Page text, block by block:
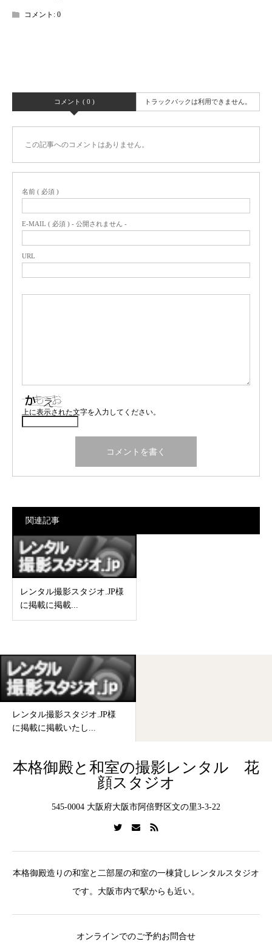
コメント: 0
コメント ( 0 ) トラックバックは利用できません。
この記事へのコメントはありません。
名前 ( 必須 )
E-MAIL ( 必須 ) - 公開されません -
URL
上に表示された文字を入力してください。
関連記事
レンタル撮影スタジオ.JP様
に掲載に掲載...
レンタル撮影スタジオ.JP様
に掲載に掲載いたし...
本格御殿と和室の撮影レンタル 花
顔スタジオ
545-0004 大阪府大阪市阿倍野区文の里3-3-22
本格御殿造りの和室と二部屋の和室の一棟貸しレンタルスタジオ
です。大阪市内で駅からも近い。
オンラインでのご予約お問合せ